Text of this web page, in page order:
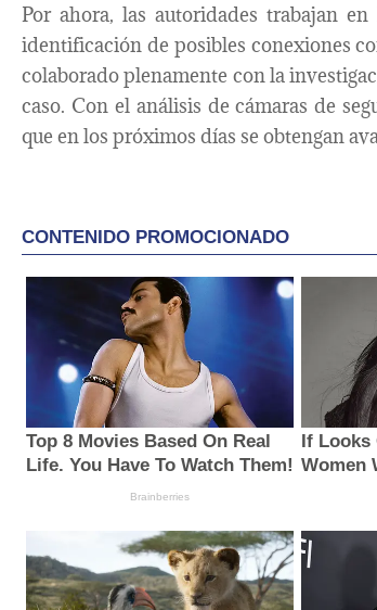
Por ahora, las autoridades trabajan
identificación de posibles conexiones
colaborado plenamente con la
caso. Con el análisis de cámaras de
que en los próximos días se obtengan